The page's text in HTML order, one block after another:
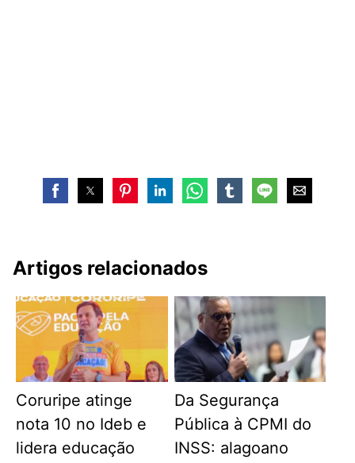
Artigos relacionados
Coruripe atinge
nota 10 no Ideb e
lidera educação
Da Segurança
Pública à CPMI do
INSS: alagoano